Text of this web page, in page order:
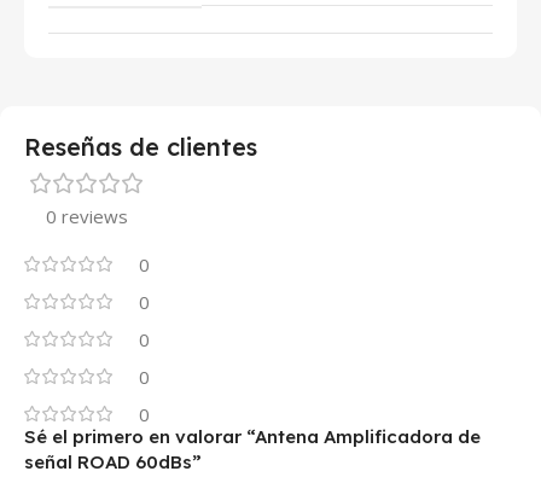
Reseñas de clientes
0 reviews
0
0
0
0
0
Sé el primero en valorar “Antena Amplificadora de
señal ROAD 60dBs”